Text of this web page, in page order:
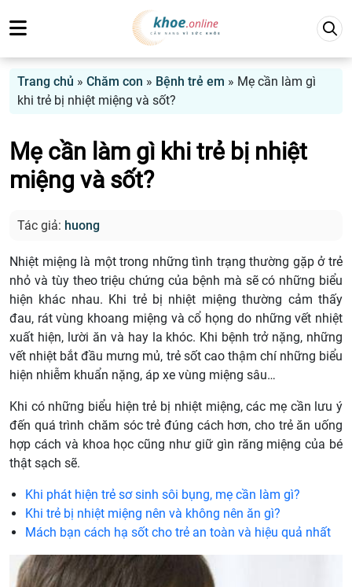
Trang chủ » Chăm con » Bệnh trẻ em » Mẹ cần làm gì
khi trẻ bị nhiệt miệng và sốt?
Mẹ cần làm gì khi trẻ bị nhiệt
miệng và sốt?
Tác giả: huong
Nhiệt miệng là một trong những tình trạng thường gặp ở trẻ
nhỏ và tùy theo triệu chứng của bệnh mà sẽ có những biểu
hiện khác nhau. Khi trẻ bị nhiệt miệng thường cảm thấy
đau, rát vùng khoang miệng và cổ họng do những vết nhiệt
xuất hiện, lười ăn và hay la khóc. Khi bệnh trở nặng, những
vết nhiệt bắt đầu mưng mủ, trẻ sốt cao thậm chí những biểu
hiện nhiễm khuẩn nặng, áp xe vùng miệng sâu…
Khi có những biểu hiện trẻ bị nhiệt miệng, các mẹ cần lưu ý
đến quá trình chăm sóc trẻ đúng cách hơn, cho trẻ ăn uống
hợp cách và khoa học cũng như giữ gìn răng miệng của bé
thật sạch sẽ.
Khi phát hiện trẻ sơ sinh sôi bụng, mẹ cần làm gì?
Khi trẻ bị nhiệt miệng nên và không nên ăn gì?
Mách bạn cách hạ sốt cho trẻ an toàn và hiệu quả nhất